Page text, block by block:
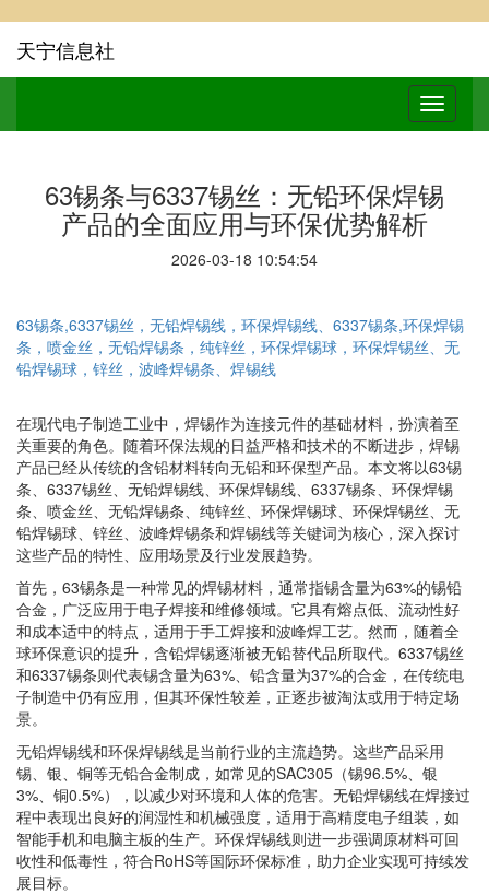
天宁信息社
63锡条与6337锡丝：无铅环保焊锡
产品的全面应用与环保优势解析
2026-03-18 10:54:54
63锡条,6337锡丝，无铅焊锡线，环保焊锡线、6337锡条,环保焊锡
条，喷金丝，无铅焊锡条，纯锌丝，环保焊锡球，环保焊锡丝、无
铅焊锡球，锌丝，波峰焊锡条、焊锡线
在现代电子制造工业中，焊锡作为连接元件的基础材料，扮演着至
关重要的角色。随着环保法规的日益严格和技术的不断进步，焊锡
产品已经从传统的含铅材料转向无铅和环保型产品。本文将以63锡
条、6337锡丝、无铅焊锡线、环保焊锡线、6337锡条、环保焊锡
条、喷金丝、无铅焊锡条、纯锌丝、环保焊锡球、环保焊锡丝、无
铅焊锡球、锌丝、波峰焊锡条和焊锡线等关键词为核心，深入探讨
这些产品的特性、应用场景及行业发展趋势。
首先，63锡条是一种常见的焊锡材料，通常指锡含量为63%的锡铅
合金，广泛应用于电子焊接和维修领域。它具有熔点低、流动性好
和成本适中的特点，适用于手工焊接和波峰焊工艺。然而，随着全
球环保意识的提升，含铅焊锡逐渐被无铅替代品所取代。6337锡丝
和6337锡条则代表锡含量为63%、铅含量为37%的合金，在传统电
子制造中仍有应用，但其环保性较差，正逐步被淘汰或用于特定场
景。
无铅焊锡线和环保焊锡线是当前行业的主流趋势。这些产品采用
锡、银、铜等无铅合金制成，如常见的SAC305（锡96.5%、银
3%、铜0.5%），以减少对环境和人体的危害。无铅焊锡线在焊接过
程中表现出良好的润湿性和机械强度，适用于高精度电子组装，如
智能手机和电脑主板的生产。环保焊锡线则进一步强调原材料可回
收性和低毒性，符合RoHS等国际环保标准，助力企业实现可持续发
展目标。